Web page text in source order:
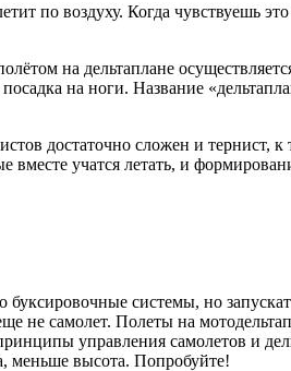
по воздуху. Когда чувствуешь
на дельтаплане
на ноги. Название
достаточно сложен и тернист,
вместе учатся летать, и
системы, но
не самолет. Полеты на
управления самолетов и
меньше высота. Попробуйте!